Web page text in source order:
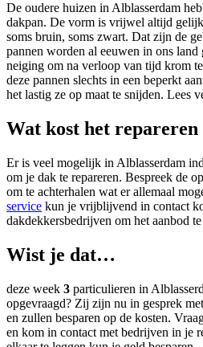
De oudere huizen in Alblasserdam
dakpan. De vorm is vrijwel altijd
soms bruin, soms zwart. Dat zijn de
pannen worden al eeuwen in ons land
neiging om na verloop van tijd krom
deze pannen slechts in een beperkt
het lastig ze op maat te snijden. Lees
Wat kost het repareren
Er is veel mogelijk in Alblasserdam
om je dak te repareren. Bespreek de
om te achterhalen wat er allemaal
service kun je vrijblijvend in contact
dakdekkersbedrijven om het aanbod
Wist je dat…
deze week 3 particulieren in
opgevraagd? Zij zijn nu in gesprek
en zullen besparen op de kosten.
en kom in contact met bedrijven in je